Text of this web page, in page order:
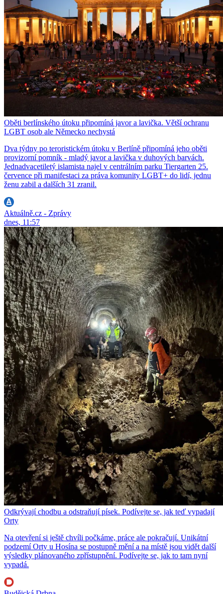
Oběti berlínského útoku připomíná javor a lavička. Větší ochranu
LGBT osob ale Německo nechystá
Dva týdny po teroristickém útoku v Berlíně připomíná jeho oběti
provizorní pomník - mladý javor a lavička v duhových barvách.
Jednadvacetiletý islamista najel v centrálním parku Tiergarten 25.
července při manifestaci za práva komunity LGBT+ do lidí, jednu
ženu zabil a dalších 31 zranil.
Aktuálně.cz - Zprávy
dnes, 11:57
Odkrývají chodbu a odstraňují písek. Podívejte se, jak teď vypadají
Orty
Na otevření si ještě chvíli počkáme, práce ale pokračují. Unikátní
podzemí Orty u Hosína se postupně mění a na místě jsou vidět další
výsledky plánovaného zpřístupnění. Podívejte se, jak to tam nyní
vypadá.